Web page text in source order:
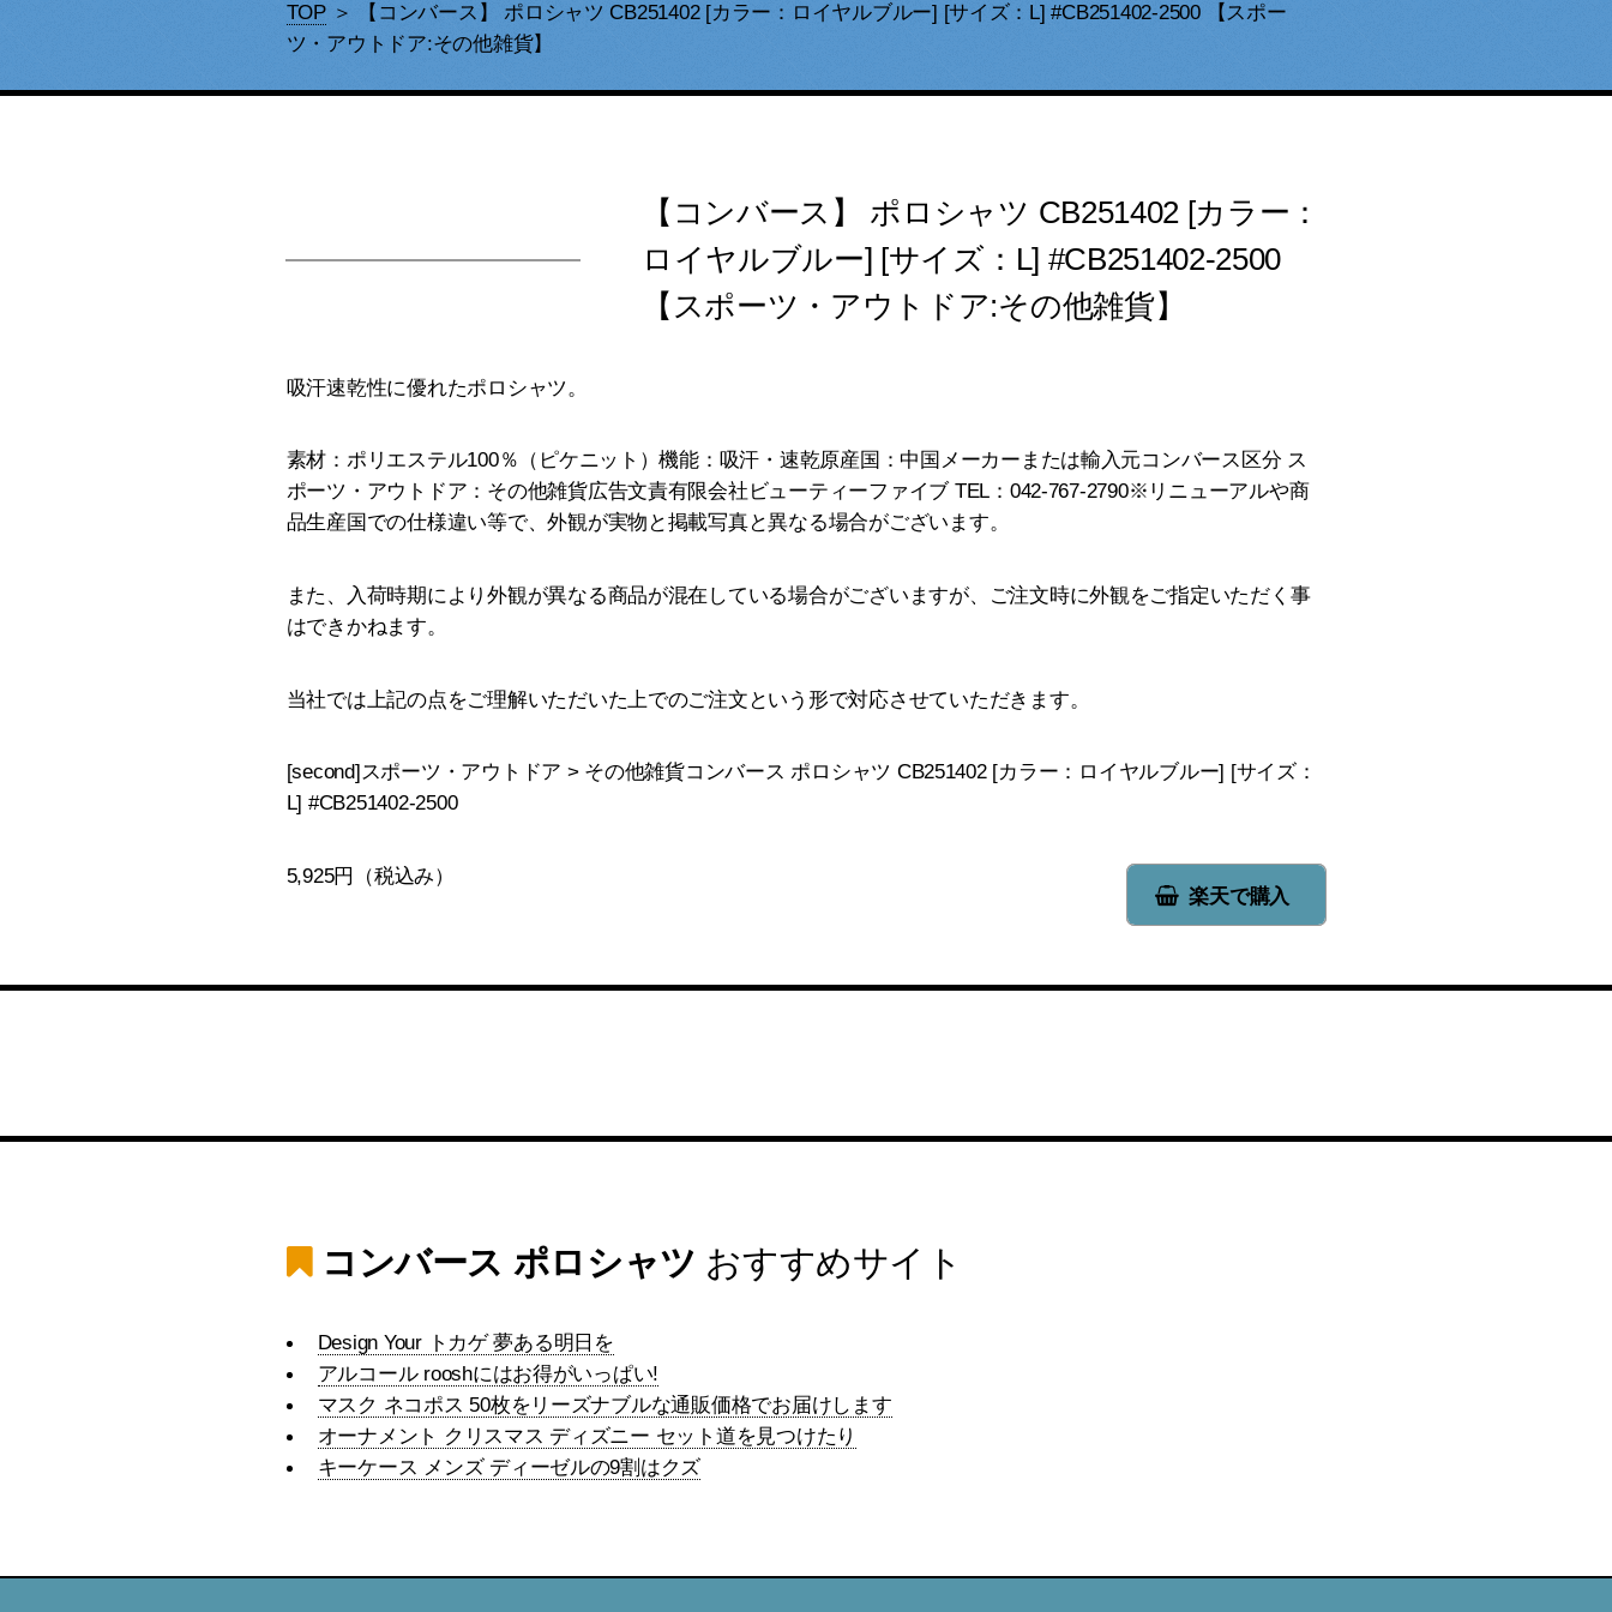
TOP＞ 【コンバース】 ポロシャツ CB251402 [カラー：ロイヤルブルー] [サイズ：L] #CB251402-2500 【スポー
ツ・アウトドア:その他雑貨】
【コンバース】 ポロシャツ CB251402 [カラー：
ロイヤルブルー] [サイズ：L] #CB251402-2500
【スポーツ・アウトドア:その他雑貨】
吸汗速乾性に優れたポロシャツ。
素材：ポリエステル100％（ピケニット）機能：吸汗・速乾原産国：中国メーカーまたは輸入元コンバース区分 ス
ポーツ・アウトドア：その他雑貨広告文責有限会社ビューティーファイブ TEL：042-767-2790※リニューアルや商
品生産国での仕様違い等で、外観が実物と掲載写真と異なる場合がございます。
また、入荷時期により外観が異なる商品が混在している場合がございますが、ご注文時に外観をご指定いただく事
はできかねます。
当社では上記の点をご理解いただいた上でのご注文という形で対応させていただきます。
[second]スポーツ・アウトドア > その他雑貨コンバース ポロシャツ CB251402 [カラー：ロイヤルブルー] [サイズ：
L] #CB251402-2500
楽天で購入
5,925円（税込み）
コンバース ポロシャツ おすすめサイト
Design Your トカゲ 夢ある明日を
アルコール rooshにはお得がいっぱい!
マスク ネコポス 50枚をリーズナブルな通販価格でお届けします
オーナメント クリスマス ディズニー セット道を見つけたり
キーケース メンズ ディーゼルの9割はクズ